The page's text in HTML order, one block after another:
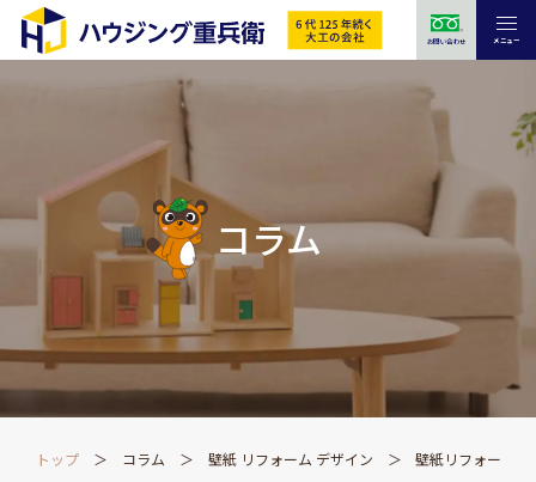
お問い合わせ メニュー
コラム
トップ コラム 壁紙 リフォーム デザイン 壁紙リフォーム